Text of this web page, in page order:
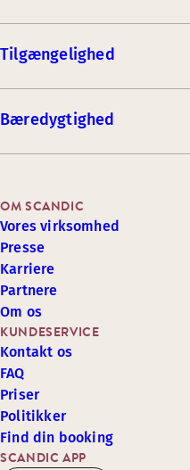
Tilgængelighed
Bæredygtighed
SCANDIC APP
KUNDESERVICE
Kontakt os
FAQ
Priser
Politikker
Find din booking
OM SCANDIC
Vores virksomhed
Presse
Karriere
Partnere
Om os